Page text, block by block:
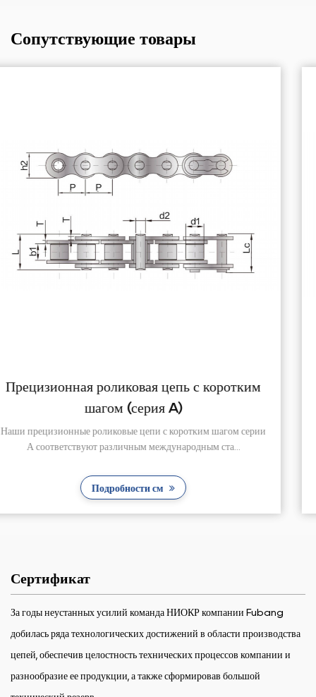
Сопутствующие товары
Прецизионная роликовая цепь с
шагом (серия B)
Прочность на растяжение и усталостная прочность
прецизионных роликовых цепей с коротким шагом
Подробности см
Сертификат
За годы неустанных усилий команда НИОКР компании Fubang
добилась ряда технологических достижений в области производства
цепей, обеспечив целостность технических процессов компании и
разнообразие ее продукции, а также сформировав большой